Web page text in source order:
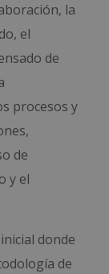
la
el
de
procesos y
de
y el
donde
de